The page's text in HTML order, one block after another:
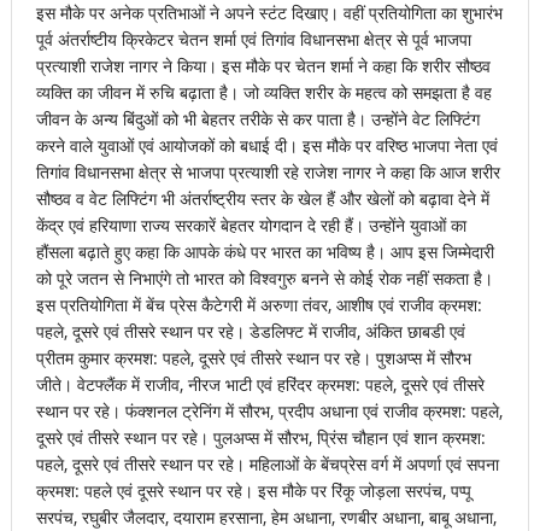
इस मौके पर अनेक प्रतिभाओं ने अपने स्टंट दिखाए। वहीं प्रतियोगिता का शुभारंभ
पूर्व अंतर्राष्टीय क्रिकेटर चेतन शर्मा एवं तिगांव विधानसभा क्षेत्र से पूर्व भाजपा
प्रत्याशी राजेश नागर ने किया। इस मौके पर चेतन शर्मा ने कहा कि शरीर सौष्ठव
व्यक्ति का जीवन में रुचि बढ़ाता है। जो व्यक्ति शरीर के महत्व को समझता है वह
जीवन के अन्य बिंदुओं को भी बेहतर तरीके से कर पाता है। उन्होंने वेट लिफ्टिंग
करने वाले युवाओं एवं आयोजकों को बधाई दी। इस मौके पर वरिष्ठ भाजपा नेता एवं
तिगांव विधानसभा क्षेत्र से भाजपा प्रत्याशी रहे राजेश नागर ने कहा कि आज शरीर
सौष्ठव व वेट लिफ्टिंग भी अंतर्राष्ट्रीय स्तर के खेल हैं और खेलों को बढ़ावा देने में
केंद्र एवं हरियाणा राज्य सरकारें बेहतर योगदान दे रही हैं। उन्होंने युवाओं का
हौंसला बढ़ाते हुए कहा कि आपके कंधे पर भारत का भविष्य है। आप इस जिम्मेदारी
को पूरे जतन से निभाएंंगे तो भारत को विश्वगुरु बनने से कोई रोक नहीं सकता है।
इस प्रतियोगिता में बेंच प्रेस कैटेगरी में अरुणा तंवर, आशीष एवं राजीव क्रमश:
पहले, दूसरे एवं तीसरे स्थान पर रहे। डेडलिफ्ट में राजीव, अंकित छाबडी एवं
प्रीतम कुमार क्रमश: पहले, दूसरे एवं तीसरे स्थान पर रहे। पुशअप्स में सौरभ
जीते। वेटफ्लैंक में राजीव, नीरज भाटी एवं हरिंदर क्रमश: पहले, दूसरे एवं तीसरे
स्थान पर रहे। फंक्शनल ट्रेनिंग में सौरभ, प्रदीप अधाना एवं राजीव क्रमश: पहले,
दूसरे एवं तीसरे स्थान पर रहे। पुलअप्स में सौरभ, प्रिंस चौहान एवं शान क्रमश:
पहले, दूसरे एवं तीसरे स्थान पर रहे। महिलाओं के बेंचप्रेस वर्ग में अपर्णा एवं सपना
क्रमश: पहले एवं दूसरे स्थान पर रहे। इस मौके पर रिंकू जोड़ला सरपंच, पप्पू
सरपंच, रघुबीर जैलदार, दयाराम हरसाना, हेम अधाना, रणबीर अधाना, बाबू अधाना,